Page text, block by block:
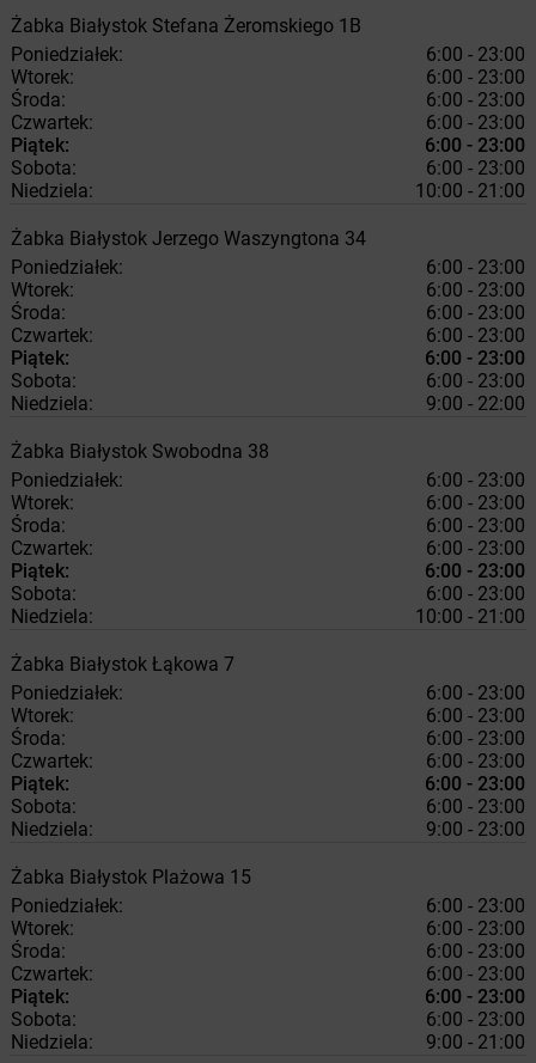
Żabka Białystok Stefana Żeromskiego 1B
Poniedziałek:
6:00 - 23:00
Wtorek:
6:00 - 23:00
Środa:
6:00 - 23:00
Czwartek:
6:00 - 23:00
Piątek:
6:00 - 23:00
Sobota:
6:00 - 23:00
Niedziela:
10:00 - 21:00
Żabka Białystok Jerzego Waszyngtona 34
Poniedziałek:
6:00 - 23:00
Wtorek:
6:00 - 23:00
Środa:
6:00 - 23:00
Czwartek:
6:00 - 23:00
Piątek:
6:00 - 23:00
Sobota:
6:00 - 23:00
Niedziela:
9:00 - 22:00
Żabka Białystok Swobodna 38
Poniedziałek:
6:00 - 23:00
Wtorek:
6:00 - 23:00
Środa:
6:00 - 23:00
Czwartek:
6:00 - 23:00
Piątek:
6:00 - 23:00
Sobota:
6:00 - 23:00
Niedziela:
10:00 - 21:00
Żabka Białystok Łąkowa 7
Poniedziałek:
6:00 - 23:00
Wtorek:
6:00 - 23:00
Środa:
6:00 - 23:00
Czwartek:
6:00 - 23:00
Piątek:
6:00 - 23:00
Sobota:
6:00 - 23:00
Niedziela:
9:00 - 23:00
Żabka Białystok Plażowa 15
Poniedziałek:
6:00 - 23:00
Wtorek:
6:00 - 23:00
Środa:
6:00 - 23:00
Czwartek:
6:00 - 23:00
Piątek:
6:00 - 23:00
Sobota:
6:00 - 23:00
Niedziela:
9:00 - 21:00